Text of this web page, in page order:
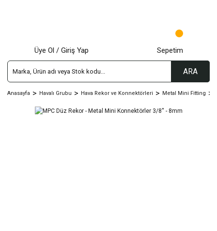
ARA
Üye Ol / Giriş Yap Sepetim
Anasayfa Havalı Grubu Hava Rekor ve Konnektörleri Metal Mini Fitting